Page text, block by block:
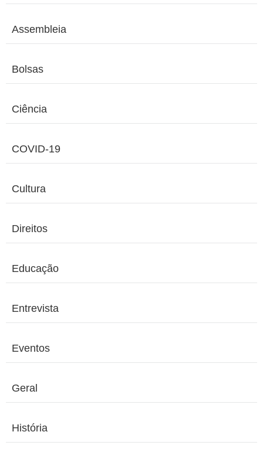
Assembleia
Bolsas
Ciência
COVID-19
Cultura
Direitos
Educação
Entrevista
Eventos
Geral
História